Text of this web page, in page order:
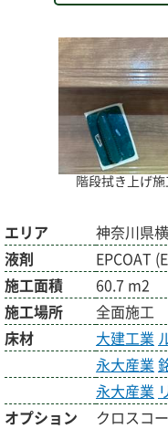
階段拭き上げ
エリア
神奈川県
液剤
EPCOAT
施工面積
60.7 m2
施工場所
全面施工
床材
大建工業
永大産業
永大産業
オプション
クロスコ